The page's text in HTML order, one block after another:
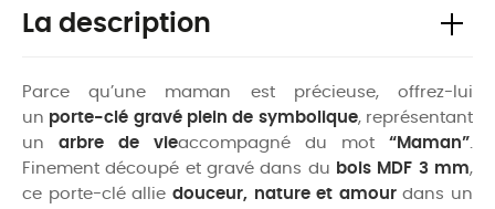
La description
Parce qu’une maman est précieuse, offrez-lui
un porte-clé gravé plein de symbolique, représentant
un arbre de vieaccompagné du mot “Maman”
Finement découpé et gravé dans du bois MDF 3 mm,
ce porte-clé allie douceur, nature et amourdans un